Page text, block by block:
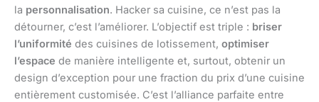
la personnalisation. Hacker sa cuisine, ce n’est pas la
détourner, c’est l’améliorer. L’objectif est triple : briser
l’uniformité des cuisines de lotissement, optimiser
l’espace de manière intelligente et, surtout, obtenir un
design d’exception pour une fraction du prix d’une cuisine
entièrement customisée. C’est l’alliance parfaite entre